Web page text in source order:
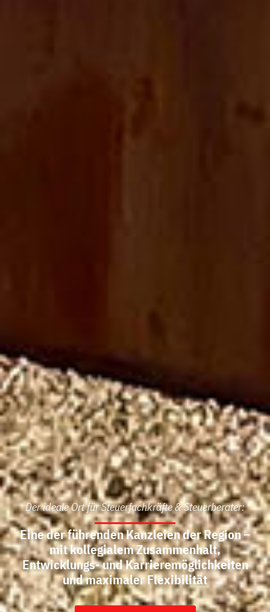
Der ideale Ort für Steuerfachkräfte & Steuerberater:
Eine der führenden Kanzleien der Region –
mit kollegialem Zusammenhalt,
Entwicklungs- und Karrieremöglichkeiten
und maximaler Flexibilität